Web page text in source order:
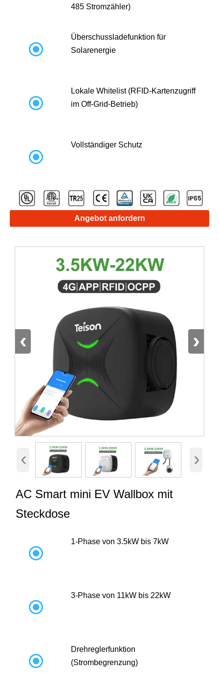
485 Stromzähler)

Überschussladefunktion für
Solarenergie

Lokale Whitelist (RFID-Kartenzugriff
im Off-Grid-Betrieb)

Vollständiger Schutz
Angebot anfordern
‹ ›
‹ ›
AC Smart mini EV Wallbox mit
Steckdose

1-Phase von 3.5kW bis 7kW

3-Phase von 11kW bis 22kW

Drehreglerfunktion
(Strombegrenzung)